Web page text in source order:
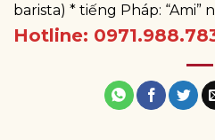
barista) * tiếng Pháp: “Ami”
Hotline: